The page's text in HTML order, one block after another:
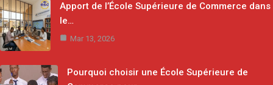
Apport de l’École Supérieure de Commerce dans
le…
Mar 13, 2026
Pourquoi choisir une École Supérieure de